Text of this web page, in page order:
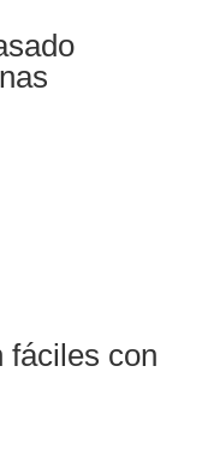
fáciles con